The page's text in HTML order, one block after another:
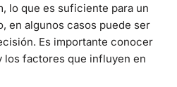
lo que es suficiente para un
en algunos casos puede ser
Es importante conocer
los factores que influyen en